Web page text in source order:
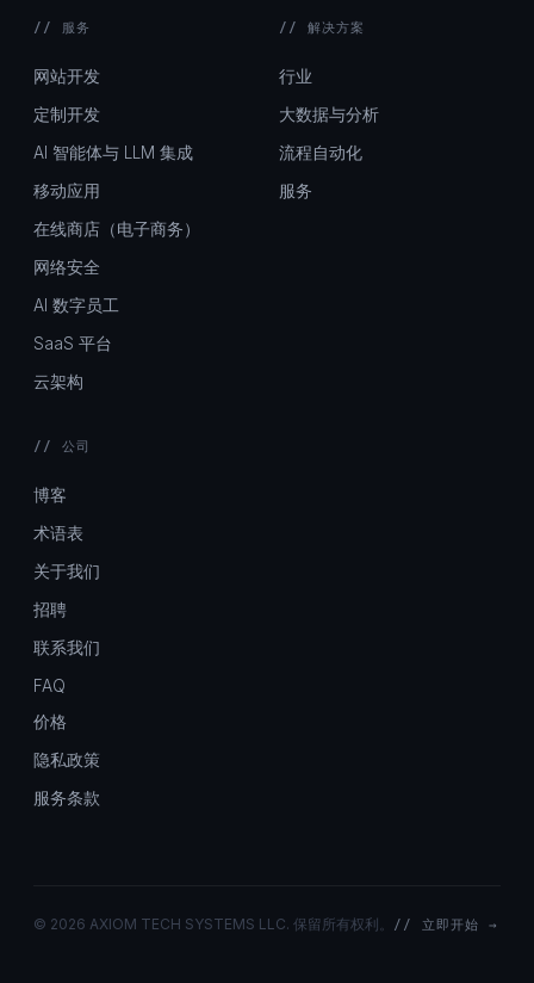
// 服务
网站开发
定制开发
AI 智能体与 LLM 集成
移动应用
在线商店（电子商务）
网络安全
AI 数字员工
SaaS 平台
云架构
// 解决方案
行业
大数据与分析
流程自动化
服务
// 公司
博客
术语表
关于我们
招聘
联系我们
FAQ
价格
隐私政策
服务条款
© 2026 AXIOM TECH SYSTEMS LLC. 保留所有权利。 // 立即开始 →